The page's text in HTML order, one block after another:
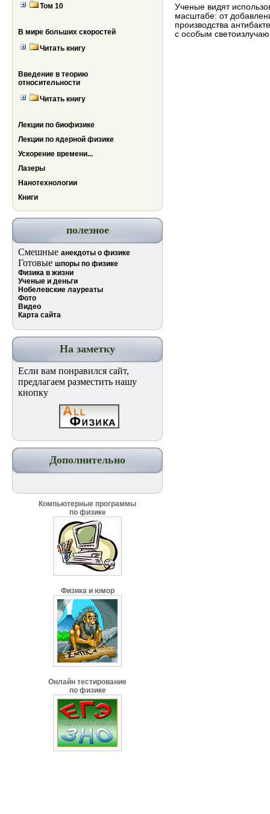
Том 10
В мире больших скоростей
Читать книгу
Введение в теорию
относительности
Читать книгу
Лекции по биофизике
Лекции по ядерной физике
Ускорение времени...
Лазеры
Нанотехнологии
Книги
полезное
Смешные анекдоты о физике
Готовые шпоры по физике
Физика в жизни
Ученые и деньги
Нобелевские лауреаты
Фото
Видео
Карта сайта
На заметку
Если вам понравился сайт,
предлагаем разместить нашу
кнопку
Дополнительно
Компьютерные программы
по физике
Физика и юмор
Онлайн тестирование
по физике
Ученые видят
масштабе: от
производства
с особым